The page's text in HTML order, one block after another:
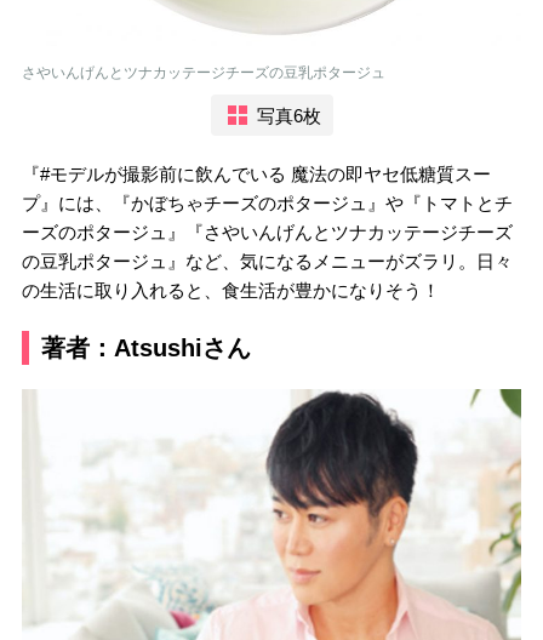
さやいんげんとツナカッテージチーズの豆乳ポタージュ
写真6枚
『#モデルが撮影前に飲んでいる 魔法の即ヤセ低糖質スー
プ』には、『かぼちゃチーズのポタージュ』や『トマトとチ
ーズのポタージュ』『さやいんげんとツナカッテージチーズ
の豆乳ポタージュ』など、気になるメニューがズラリ。日々
の生活に取り入れると、食生活が豊かになりそう！
著者：Atsushiさん